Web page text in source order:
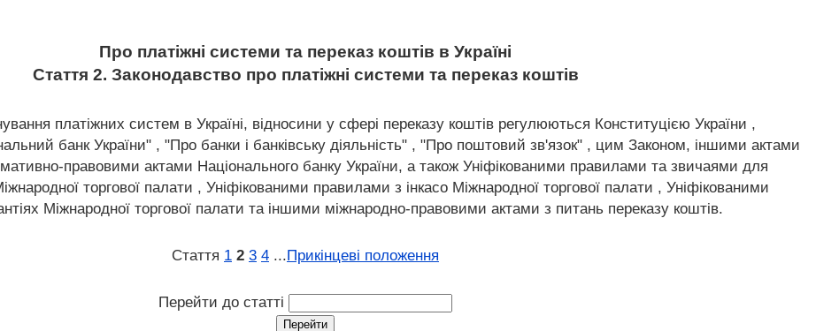
Про платіжні системи та переказ коштів в Україні
Стаття 2. Законодавство про платіжні системи та переказ коштів
платіжних систем в Україні, відносини у сфері переказу коштів регулюються Конституцією України ,
банк України" , "Про банки і банківську діяльність" , "Про поштовий зв'язок" , цим Законом, іншими актами
правовими актами Національного банку України, а також Уніфікованими правилами та звичаями для
торгової палати , Уніфікованими правилами з інкасо Міжнародної торгової палати , Уніфікованими
Міжнародної торгової палати та іншими міжнародно-правовими актами з питань переказу коштів.
Стаття 1 2 3 4 ...Прикінцеві положення
Перейти до статті